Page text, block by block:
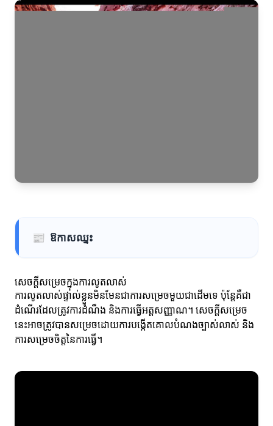
📰 ឱកាសឈ្នះ
សេចក្ដីសម្រេចក្នុងការលូតលាស់
ការលូតលាស់ផ្ទាល់ខ្លួនមិនមែនជាការសម្រេចមួយជាដើមទេ ប៉ុន្តែគឺជា
ដំណើរដែលត្រូវការដំណឹង និងការធ្វើអត្តសញ្ញាណ។ សេចក្ដីសម្រេច
នេះអាចត្រូវបានសម្រេចដោយការបង្កើតគោលបំណងច្បាស់លាស់ និង
ការសម្រេចចិត្តនៃការធ្វើ។